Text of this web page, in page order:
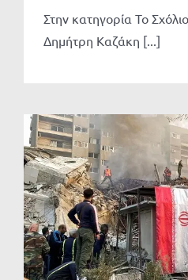
Στην κατηγορία Το
Δημήτρη Καζάκη [...]